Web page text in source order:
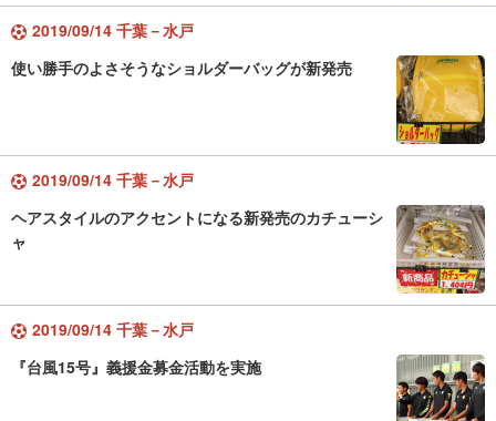
2019/09/14 千葉－水戸
使い勝手のよさそうなショルダーバッグが新発売
2019/09/14 千葉－水戸
ヘアスタイルのアクセントになる新発売のカチューシ
ャ
2019/09/14 千葉－水戸
『台風15号』義援金募金活動を実施